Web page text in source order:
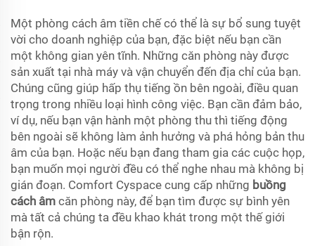
Một phòng cách âm tiền chế có thể là sự bổ sung tuyệt
vời cho doanh nghiệp của bạn, đặc biệt nếu bạn cần
một không gian yên tĩnh. Những căn phòng này được
sản xuất tại nhà máy và vận chuyển đến địa chỉ của bạn.
Chúng cũng giúp hấp thụ tiếng ồn bên ngoài, điều quan
trọng trong nhiều loại hình công việc. Bạn cần đảm bảo,
ví dụ, nếu bạn vận hành một phòng thu thì tiếng động
bên ngoài sẽ không làm ảnh hưởng và phá hỏng bản thu
âm của bạn. Hoặc nếu bạn đang tham gia các cuộc họp,
bạn muốn mọi người đều có thể nghe nhau mà không bị
gián đoạn. Comfort Cyspace cung cấp những buồng
cách âm căn phòng này, để bạn tìm được sự bình yên
mà tất cả chúng ta đều khao khát trong một thế giới
bận rộn.